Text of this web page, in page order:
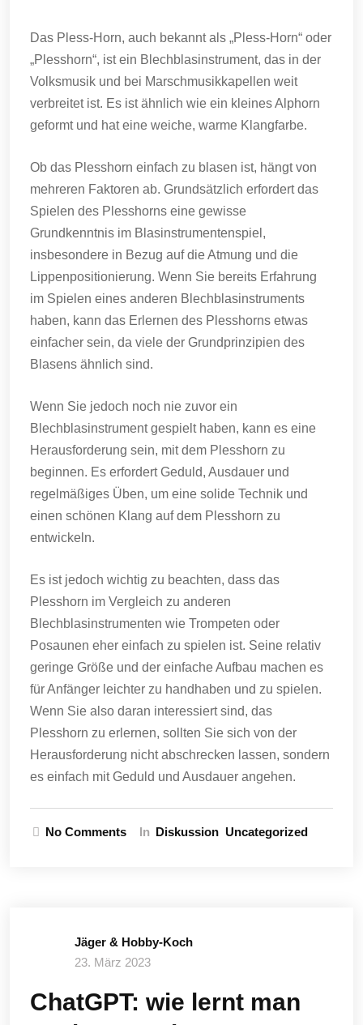
Das Pless-Horn, auch bekannt als „Pless-Horn“ oder
„Plesshorn“, ist ein Blechblasinstrument, das in der
Volksmusik und bei Marschmusikkapellen weit
verbreitet ist. Es ist ähnlich wie ein kleines Alphorn
geformt und hat eine weiche, warme Klangfarbe.
Ob das Plesshorn einfach zu blasen ist, hängt von
mehreren Faktoren ab. Grundsätzlich erfordert das
Spielen des Plesshorns eine gewisse
Grundkenntnis im Blasinstrumentenspiel,
insbesondere in Bezug auf die Atmung und die
Lippenpositionierung. Wenn Sie bereits Erfahrung
im Spielen eines anderen Blechblasinstruments
haben, kann das Erlernen des Plesshorns etwas
einfacher sein, da viele der Grundprinzipien des
Blasens ähnlich sind.
Wenn Sie jedoch noch nie zuvor ein
Blechblasinstrument gespielt haben, kann es eine
Herausforderung sein, mit dem Plesshorn zu
beginnen. Es erfordert Geduld, Ausdauer und
regelmäßiges Üben, um eine solide Technik und
einen schönen Klang auf dem Plesshorn zu
entwickeln.
Es ist jedoch wichtig zu beachten, dass das
Plesshorn im Vergleich zu anderen
Blechblasinstrumenten wie Trompeten oder
Posaunen eher einfach zu spielen ist. Seine relativ
geringe Größe und der einfache Aufbau machen es
für Anfänger leichter zu handhaben und zu spielen.
Wenn Sie also daran interessiert sind, das
Plesshorn zu erlernen, sollten Sie sich von der
Herausforderung nicht abschrecken lassen, sondern
es einfach mit Geduld und Ausdauer angehen.
No Comments In Diskussion Uncategorized
Jäger & Hobby-Koch
23. März 2023
ChatGPT: wie lernt man